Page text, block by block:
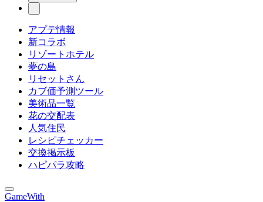
アプデ情報
新コラボ
リゾートホテル
夢の島
リセットさん
カブ価予測ツール
美術品一覧
花の交配表
人気住民
レシピチェッカー
交換掲示板
ハピパラ攻略
GameWith